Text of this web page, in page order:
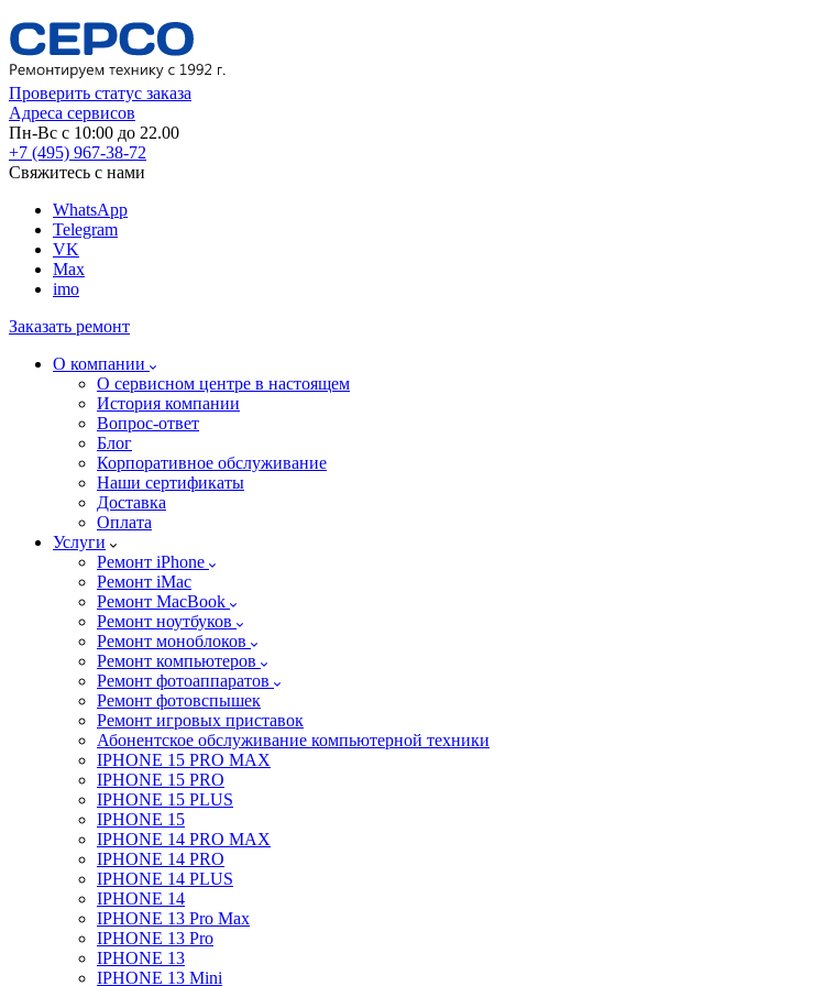
Проверить статус заказа
Адреса сервисов
Пн-Вс с 10:00 до 22.00
+7 (495) 967-38-72
Свяжитесь с нами
WhatsApp
Telegram
VK
Max
imo
Заказать ремонт
О компании
О сервисном центре в настоящем
История компании
Вопрос-ответ
Блог
Корпоративное обслуживание
Наши сертификаты
Доставка
Оплата
Услуги
Ремонт iPhone
Ремонт iMac
Ремонт MacBook
Ремонт ноутбуков
Ремонт моноблоков
Ремонт компьютеров
Ремонт фотоаппаратов
Ремонт фотовспышек
Ремонт игровых приставок
Абонентское обслуживание компьютерной техники
IPHONE 15 PRO MAX
IPHONE 15 PRO
IPHONE 15 PLUS
IPHONE 15
IPHONE 14 PRO MAX
IPHONE 14 PRO
IPHONE 14 PLUS
IPHONE 14
IPHONE 13 Pro Max
IPHONE 13 Pro
IPHONE 13
IPHONE 13 Mini